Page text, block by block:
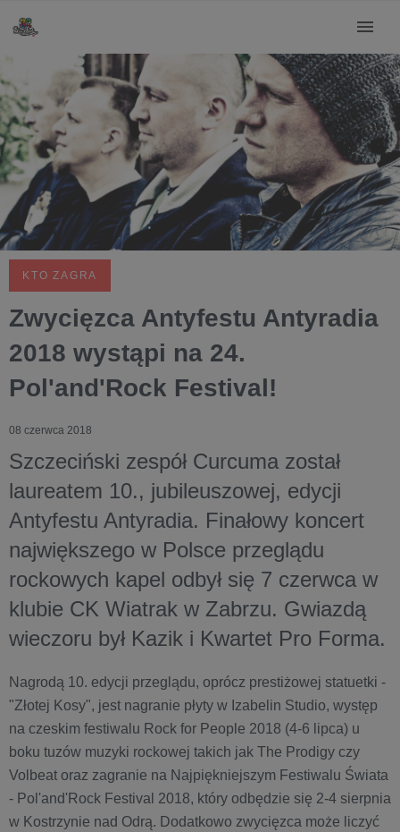
KTO ZAGRA
Zwycięzca Antyfestu Antyradia
2018 wystąpi na 24.
Pol'and'Rock Festival!
08 czerwca 2018
Szczeciński zespół Curcuma został
laureatem 10., jubileuszowej, edycji
Antyfestu Antyradia. Finałowy koncert
największego w Polsce przeglądu
rockowych kapel odbył się 7 czerwca w
klubie CK Wiatrak w Zabrzu. Gwiazdą
wieczoru był Kazik i Kwartet Pro Forma.
Nagrodą 10. edycji przeglądu, oprócz prestiżowej statuetki -
"Złotej Kosy", jest nagranie płyty w Izabelin Studio, występ
na czeskim festiwalu Rock for People 2018 (4-6 lipca) u
boku tuzów muzyki rockowej takich jak The Prodigy czy
Volbeat oraz zagranie na Najpiękniejszym Festiwalu Świata
- Pol'and'Rock Festival 2018, który odbędzie się 2-4 sierpnia
w Kostrzynie nad Odrą. Dodatkowo zwycięzca może liczyć